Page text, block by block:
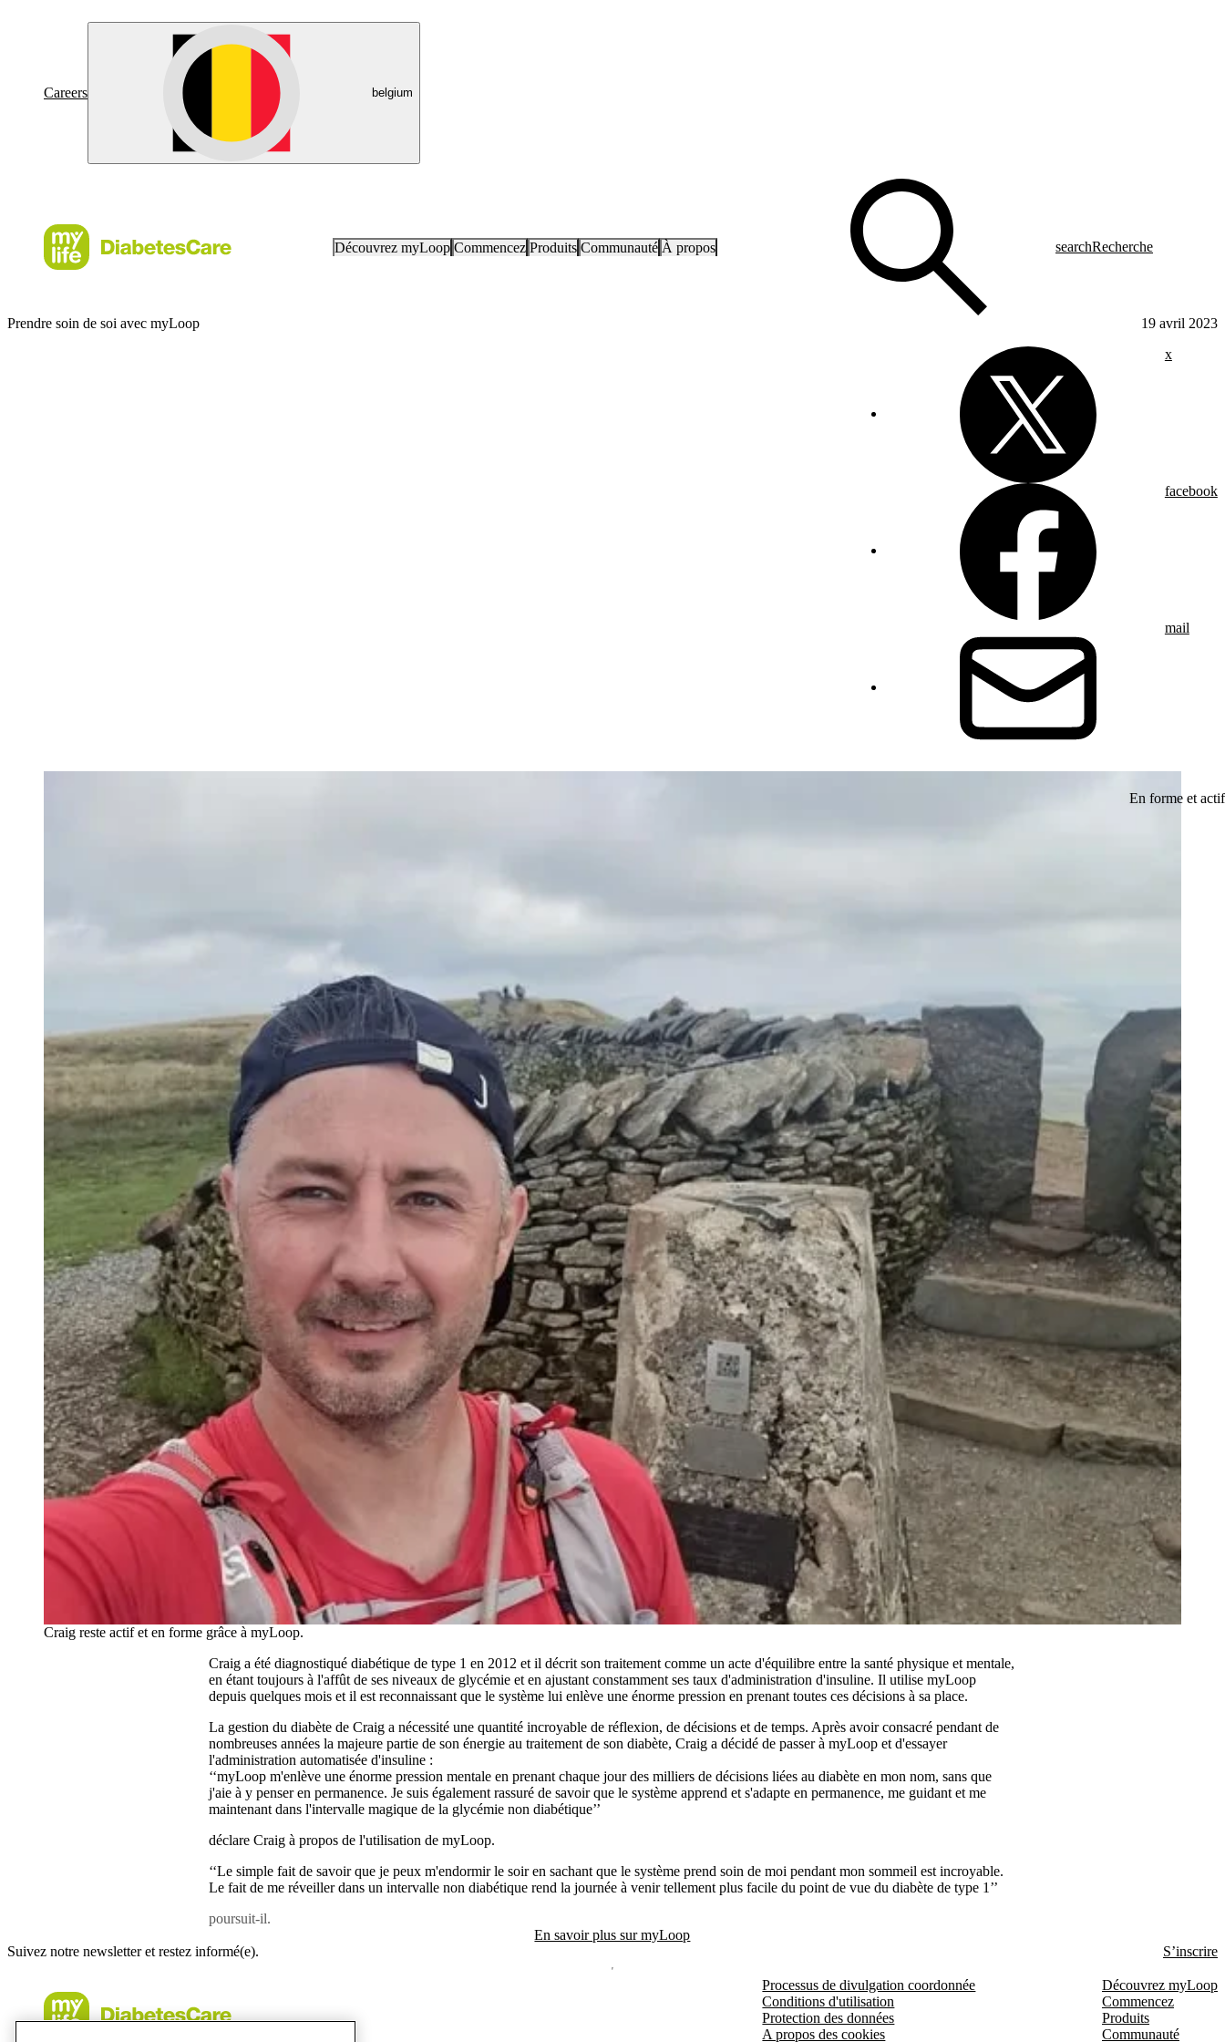
Careers belgium
Découvrez myLoop Commencez Produits Communauté À propos searchRecherche
Prendre soin de soi avec myLoop
19 avril 2023
x
facebook
mail
En forme et actif
Craig reste actif et en forme grâce à myLoop.
Craig a été diagnostiqué diabétique de type 1 en 2012 et il décrit son traitement comme un acte d'équilibre entre la santé physique et mentale,
en étant toujours à l'affût de ses niveaux de glycémie et en ajustant constamment ses taux d'administration d'insuline. Il utilise myLoop
depuis quelques mois et il est reconnaissant que le système lui enlève une énorme pression en prenant toutes ces décisions à sa place.
La gestion du diabète de Craig a nécessité une quantité incroyable de réflexion, de décisions et de temps. Après avoir consacré pendant de
nombreuses années la majeure partie de son énergie au traitement de son diabète, Craig a décidé de passer à myLoop et d'essayer
l'administration automatisée d'insuline :
‘‘myLoop m'enlève une énorme pression mentale en prenant chaque jour des milliers de décisions liées au diabète en mon nom, sans que
j'aie à y penser en permanence. Je suis également rassuré de savoir que le système apprend et s'adapte en permanence, me guidant et me
maintenant dans l'intervalle magique de la glycémie non diabétique’’
déclare Craig à propos de l'utilisation de myLoop.
‘‘Le simple fait de savoir que je peux m'endormir le soir en sachant que le système prend soin de moi pendant mon sommeil est incroyable.
Le fait de me réveiller dans un intervalle non diabétique rend la journée à venir tellement plus facile du point de vue du diabète de type 1’’
poursuit-il.
En savoir plus sur myLoop
Suivez notre newsletter et restez informé(e).
S’inscrire
Processus de divulgation coordonnée
Conditions d'utilisation
Protection des données
A propos des cookies
Découvrez myLoop
Commencez
Produits
Communauté